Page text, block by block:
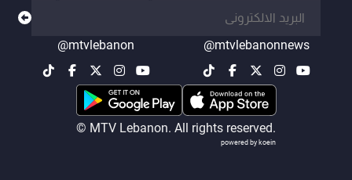
@mtvlebanonnews
@mtvlebanon
© MTV Lebanon. All rights reserved.
powered by koein